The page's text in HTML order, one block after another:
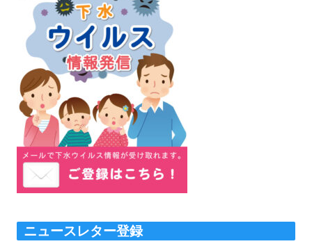
ニュースレター登録